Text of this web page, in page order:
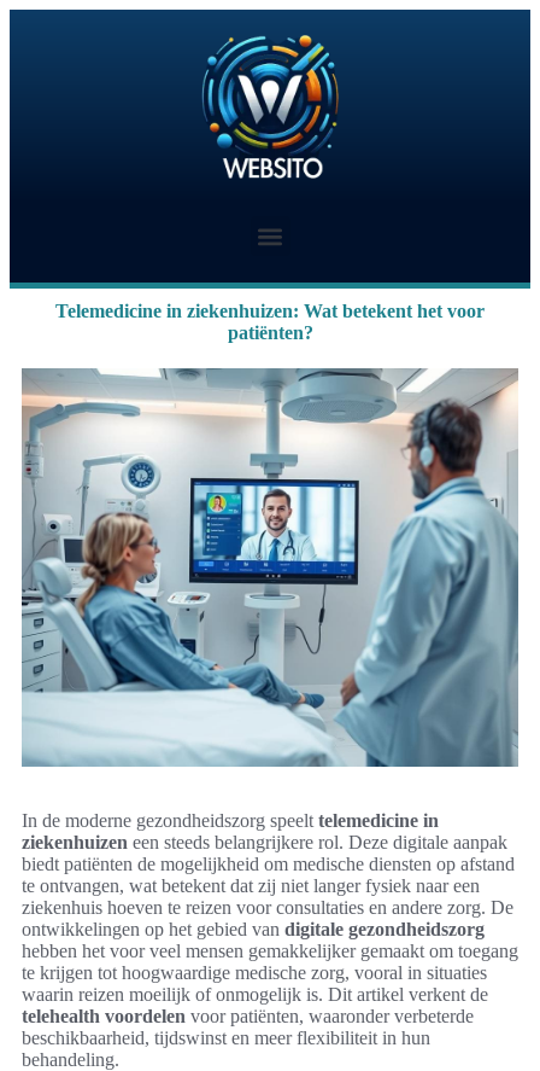
Telemedicine in ziekenhuizen: Wat betekent het voor
patiënten?
In de moderne gezondheidszorg speelt telemedicine in
ziekenhuizen een steeds belangrijkere rol. Deze digitale aanpak
biedt patiënten de mogelijkheid om medische diensten op afstand
te ontvangen, wat betekent dat zij niet langer fysiek naar een
ziekenhuis hoeven te reizen voor consultaties en andere zorg. De
ontwikkelingen op het gebied van digitale gezondheidszorg
hebben het voor veel mensen gemakkelijker gemaakt om toegang
te krijgen tot hoogwaardige medische zorg, vooral in situaties
waarin reizen moeilijk of onmogelijk is. Dit artikel verkent de
telehealth voordelen voor patiënten, waaronder verbeterde
beschikbaarheid, tijdswinst en meer flexibiliteit in hun
behandeling.